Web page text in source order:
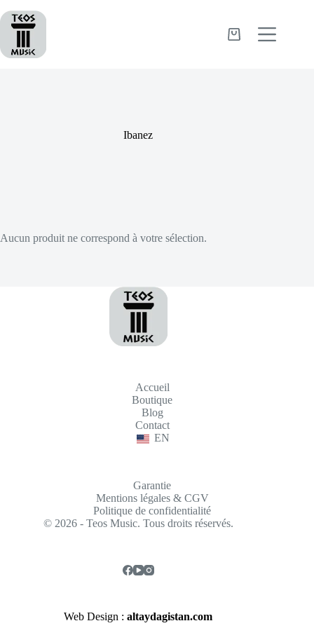
au
contenu
Panier
Ibanez
Aucun produit ne correspond à votre sélection.
Accueil
Boutique
Blog
Contact
EN
Garantie
Mentions légales & CGV
Politique de confidentialité
© 2026 - Teos Music. Tous droits réservés.
Web Design :altaydagistan.com